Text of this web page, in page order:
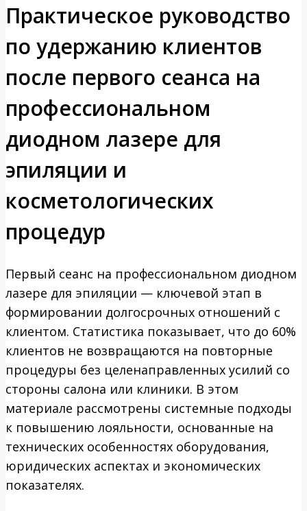
Практическое руководство
по удержанию клиентов
после первого сеанса на
профессиональном
диодном лазере для
эпиляции и
косметологических
процедур
Первый сеанс на профессиональном диодном
лазере для эпиляции — ключевой этап в
формировании долгосрочных отношений с
клиентом. Статистика показывает, что до 60%
клиентов не возвращаются на повторные
процедуры без целенаправленных усилий со
стороны салона или клиники. В этом
материале рассмотрены системные подходы
к повышению лояльности, основанные на
технических особенностях оборудования,
юридических аспектах и экономических
показателях.